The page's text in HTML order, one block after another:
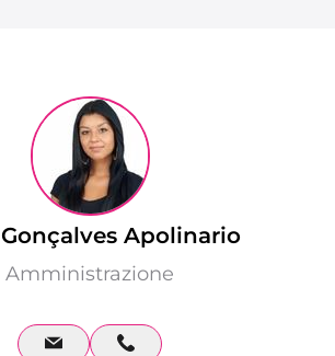
Apolinario
Amministrazione